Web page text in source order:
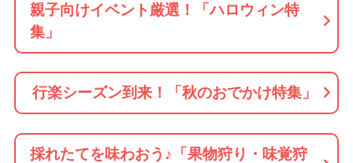
親子向けイベント厳選！「ハロウィン特
集」
行楽シーズン到来！「秋のおでかけ特集」
採れたてを味わおう♪「果物狩り・味覚狩